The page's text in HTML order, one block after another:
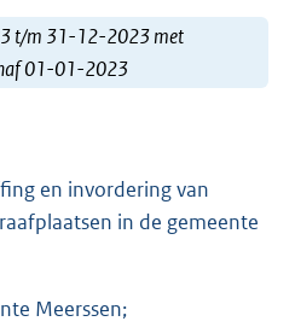
t/m 31-12-2023 met
01-01-2023
en invordering van
in de gemeente
Meerssen;